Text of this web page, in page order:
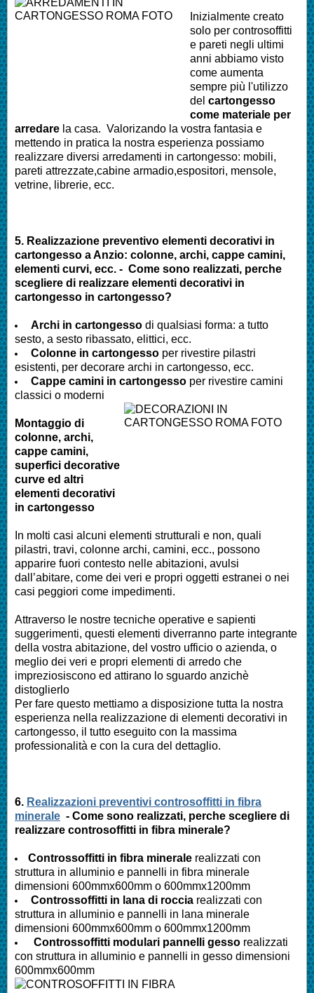
Inizialmente creato
solo per controsoffitti
e pareti negli ultimi
anni abbiamo visto
come aumenta
sempre più l'utilizzo
del cartongesso
come materiale per
arredare la casa. Valorizando la vostra fantasia e
mettendo in pratica la nostra esperienza possiamo
realizzare diversi arredamenti in cartongesso: mobili,
pareti attrezzate,cabine armadio,espositori, mensole,
vetrine, librerie, ecc.
5. Realizzazione preventivo elementi decorativi in
cartongesso aAnzio: colonne, archi, cappe camini,
elementi curvi, ecc. - Come sono realizzati, perche
scegliere di realizzare elementi decorativi in
cartongesso in cartongesso?
Archi in cartongesso di qualsiasi forma: a tutto
sesto, a sesto ribassato, elittici, ecc.
Colonne in cartongesso per rivestire pilastri
esistenti, per decorare archi in cartongesso, ecc.
Cappe camini in cartongesso per rivestire camini
classici o moderni
Montaggio di
colonne, archi,
cappe camini,
superfici decorative
curve ed altri
elementi decorativi
in cartongesso
In molti casi alcuni elementi strutturali e non, quali
pilastri, travi, colonne archi, camini, ecc., possono
apparire fuori contesto nelle abitazioni, avulsi
dall’abitare, come dei veri e propri oggetti estranei o nei
casi peggiori come impedimenti.
Attraverso le nostre tecniche operative e sapienti
suggerimenti, questi elementi diverranno parte integrante
della vostra abitazione, del vostro ufficio o azienda, o
meglio dei veri e propri elementi di arredo che
impreziosiscono ed attirano lo sguardo anzichè
distoglierlo
Per fare questo mettiamo a disposizione tutta la nostra
esperienza nella realizzazione di elementi decorativi in
cartongesso, il tutto eseguito con la massima
professionalità e con la cura del dettaglio.
6. Realizzazioni preventivi controsoffitti in fibra
minerale - Come sono realizzati, perche scegliere di
realizzare controsoffitti in fibra minerale?
Controssoffitti in fibra minerale realizzati con
struttura in alluminio e pannelli in fibra minerale
dimensioni 600mmx600mm o 600mmx1200mm
Controssoffitti in lana di roccia realizzati con
struttura in alluminio e pannelli in lana minerale
dimensioni 600mmx600mm o 600mmx1200mm
Controssoffitti modulari pannelli gesso realizzati
con struttura in alluminio e pannelli in gesso dimensioni
600mmx600mm